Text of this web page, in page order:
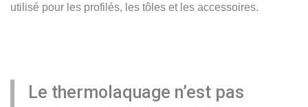
utilisé pour les profilés, les tôles et les accessoires.
Le thermolaquage n’est pas